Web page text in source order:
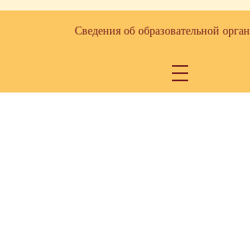
Сведения об образовательной